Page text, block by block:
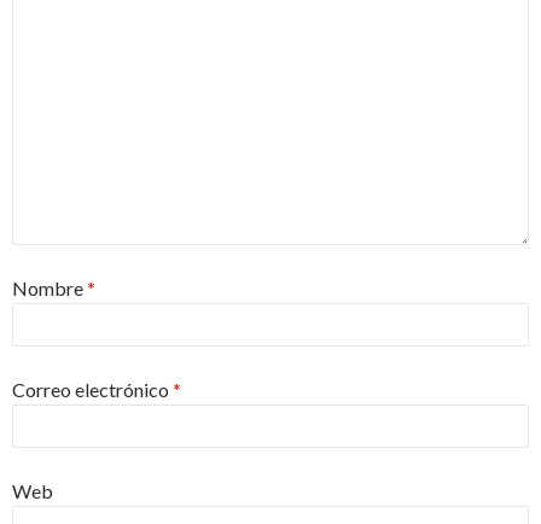
Nombre*
Correo electrónico *
Web